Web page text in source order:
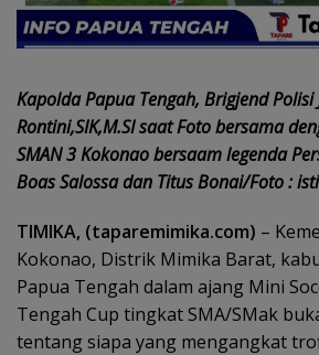
Kapolda Papua Tengah, Brigjend Polisi
Rontini,SIK,M.SI saat Foto bersama
SMAN 3 Kokonao bersaam legenda
Boas Salossa dan Titus Bonai/Foto :
TIMIKA, (taparemimika.com) –
Kokonao, Distrik Mimika Barat,
Papua Tengah dalam ajang Mini
Tengah Cup tingkat SMA/SMak
tentang siapa yang mengangkat